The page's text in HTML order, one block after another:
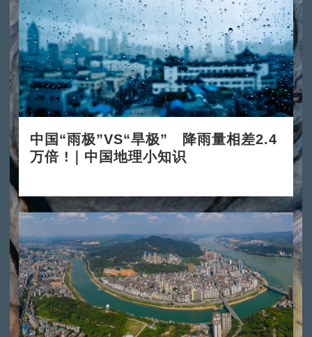
中国“雨极”VS“旱极” 降雨量相差2.4
万倍 !｜中国地理小知识